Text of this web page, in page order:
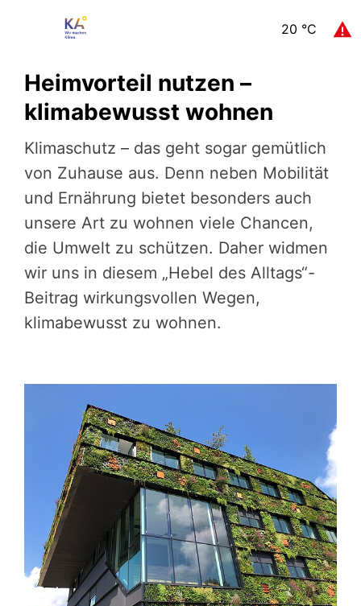
20 °C
Heimvorteil nutzen –
klimabewusst wohnen
Klimaschutz – das geht sogar gemütlich
von Zuhause aus. Denn neben Mobilität
und Ernährung bietet besonders auch
unsere Art zu wohnen viele Chancen,
die Umwelt zu schützen. Daher widmen
wir uns in diesem „Hebel des Alltags“-
Beitrag wirkungsvollen Wegen,
klimabewusst zu wohnen.